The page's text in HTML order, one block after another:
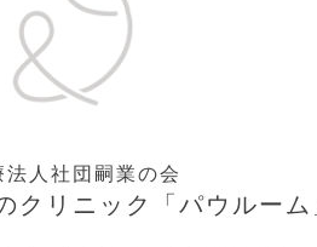
法人社団嗣業の会
クリニック 「パウルーム